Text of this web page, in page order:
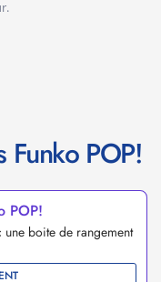
Funko POP!
POP!
une boite de rangement